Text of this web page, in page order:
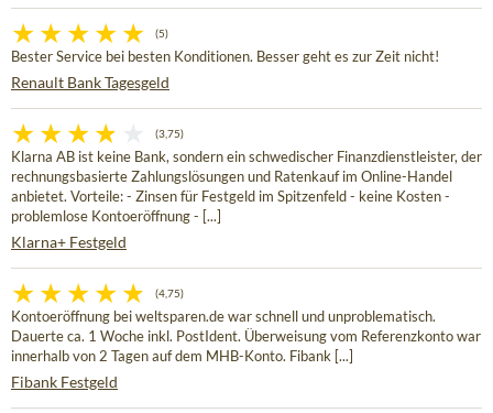
(5)
Bester Service bei besten Konditionen. Besser geht es zur Zeit nicht!
Renault Bank Tagesgeld
(3,75)
Klarna AB ist keine Bank, sondern ein schwedischer Finanzdienstleister, der
rechnungsbasierte Zahlungslösungen und Ratenkauf im Online-Handel
anbietet. Vorteile: - Zinsen für Festgeld im Spitzenfeld - keine Kosten -
problemlose Kontoeröffnung - [...]
Klarna+ Festgeld
(4,75)
Kontoeröffnung bei weltsparen.de war schnell und unproblematisch.
Dauerte ca. 1 Woche inkl. PostIdent. Überweisung vom Referenzkonto war
innerhalb von 2 Tagen auf dem MHB-Konto. Fibank [...]
Fibank Festgeld